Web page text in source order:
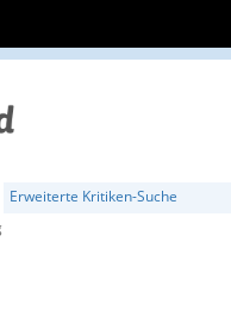
Erweiterte Kritiken-Suche